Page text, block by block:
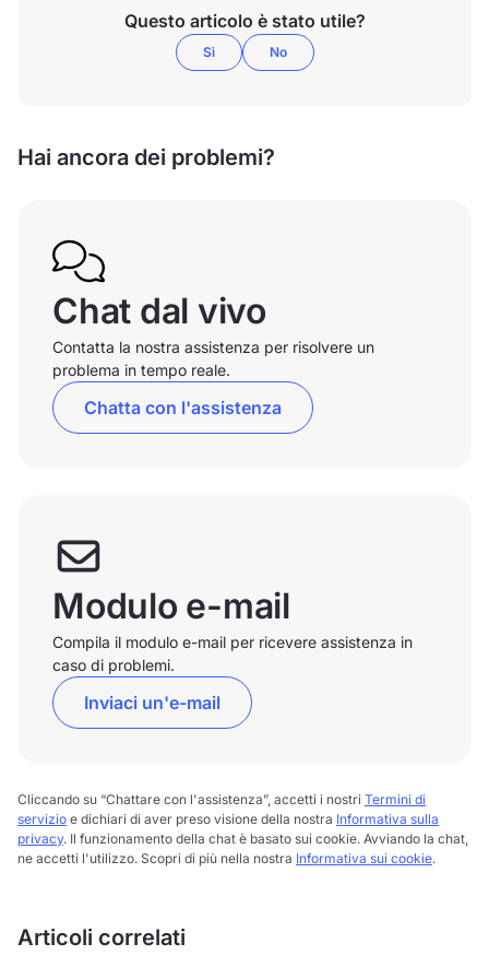
Questo articolo è stato utile?
Sì No
Hai ancora dei problemi?
Chat dal vivo
Contatta la nostra assistenza per risolvere un
problema in tempo reale.
Chatta con l'assistenza
Modulo e-mail
Compila il modulo e-mail per ricevere assistenza in
caso di problemi.
Inviaci un'e-mail
Cliccando su “Chattare con l'assistenza”, accetti i nostri Termini di
servizio e dichiari di aver preso visione della nostra Informativa sulla
privacy. Il funzionamento della chat è basato sui cookie. Avviando la chat,
ne accetti l'utilizzo. Scopri di più nella nostra Informativa sui cookie.
Articoli correlati